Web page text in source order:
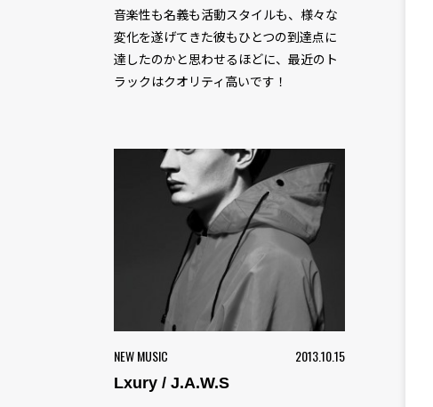
音楽性も名義も活動スタイルも、様々な
変化を遂げてきた彼もひとつの到達点に
達したのかと思わせるほどに、最近のト
ラックはクオリティ高いです！
NEW MUSIC 2013.10.15
Lxury / J.A.W.S